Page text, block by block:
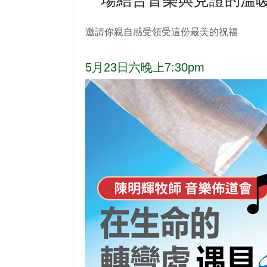
邀請你親自感受領受這份最美的祝福
5月23日六晚上7:30pm